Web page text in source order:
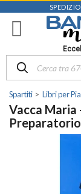
Spartiti Libri per
Vacca
Preparatorio